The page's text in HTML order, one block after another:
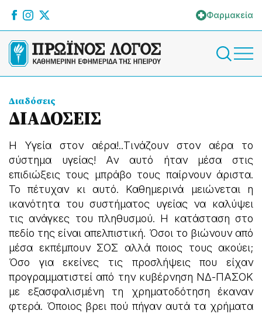
Φαρμακεία
Διαδόσεις
ΔΙΑΔΟΣΕΙΣ
H Yγεία στον αέρα!..Τινάζουν στον αέρα το
σύστημα υγείας! Αν αυτό ήταν μέσα στις
επιδιώξεις τους μπράβο τους παίρνουν άριστα.
Το πέτυχαν κι αυτό. Καθημερινά μειώνεται η
ικανότητα του συστήματος υγείας να καλύψει
τις ανάγκες του πληθυσμού. Η κατάσταση στο
πεδίο της είναι απελπιστική. Όσοι το βιώνουν από
μέσα εκπέμπουν ΣΟΣ αλλά ποιος τους ακούει;
Όσο για εκείνες τις προσλήψεις που είχαν
προγραμματιστεί από την κυβέρνηση ΝΔ-ΠΑΣΟΚ
με εξασφαλισμένη τη χρηματοδότηση έκαναν
φτερά. Όποιος βρει πού πήγαν αυτά τα χρήματα